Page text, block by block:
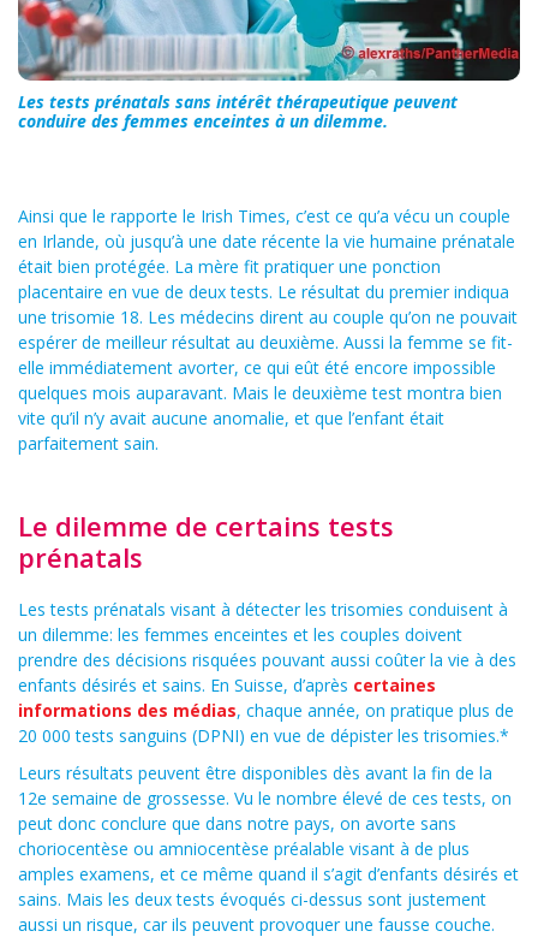
Les tests prénatals sans intérêt thérapeutique peuvent
conduire des femmes enceintes à un dilemme.
Ainsi que le rapporte le Irish Times, c’est ce qu’a vécu un couple
en Irlande, où jusqu’à une date récente la vie humaine prénatale
était bien protégée. La mère fit pratiquer une ponction
placentaire en vue de deux tests. Le résultat du premier indiqua
une trisomie 18. Les médecins dirent au couple qu’on ne pouvait
espérer de meilleur résultat au deuxième. Aussi la femme se fit-
elle immédiatement avorter, ce qui eût été encore impossible
quelques mois auparavant. Mais le deuxième test montra bien
vite qu’il n’y avait aucune anomalie, et que l’enfant était
parfaitement sain.
Le dilemme de certains tests
prénatals
Les tests prénatals visant à détecter les trisomies conduisent à
un dilemme: les femmes enceintes et les couples doivent
prendre des décisions risquées pouvant aussi coûter la vie à des
enfants désirés et sains. En Suisse, d’après certaines
informations des médias, chaque année, on pratique plus de
20 000 tests sanguins (DPNI) en vue de dépister les trisomies.*
Leurs résultats peuvent être disponibles dès avant la fin de la
12e semaine de grossesse. Vu le nombre élevé de ces tests, on
peut donc conclure que dans notre pays, on avorte sans
choriocentèse ou amniocentèse préalable visant à de plus
amples examens, et ce même quand il s’agit d’enfants désirés et
sains. Mais les deux tests évoqués ci-dessus sont justement
aussi un risque, car ils peuvent provoquer une fausse couche.